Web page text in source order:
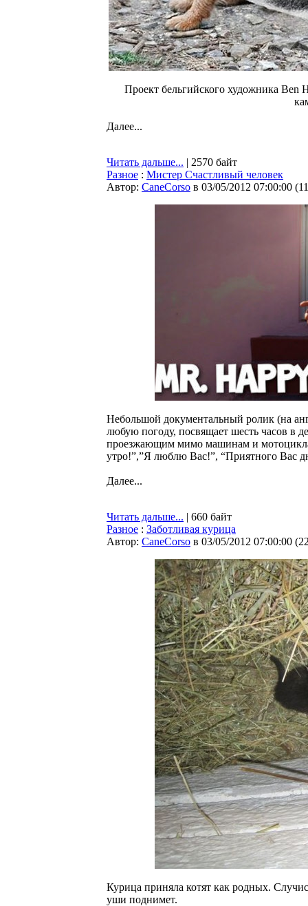
Проект бельгийского художника Ben
Далее...
Читать дальше... | 2570 байт
Разное : Мистер Счастливый человек
Автор: CaneCorso в 03/05/2012 07:00:00 (
Небольшой документальный ролик (на
любую погоду, посвящает шесть часов в
проезжающим мимо машинам и
утро!”,”Я люблю Вас!”, “Приятного Вас
Далее...
Читать дальше... | 660 байт
Разное : Заботливая курица
Автор: CaneCorso в 03/05/2012 07:00:00 (
Курица приняла котят как родных.
уши поднимет.